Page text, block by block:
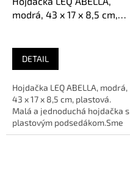
modrá, 43 x 17 x 8,5 cm,
DETAIL
Hojdačka LEQ ABELLA, modrá,
43 x 17 x 8,5 cm, plastová.
Malá a jednoduchá hojdačka s
plastovým podsedákom.Sme
AUTORIZOVANÝ predajca